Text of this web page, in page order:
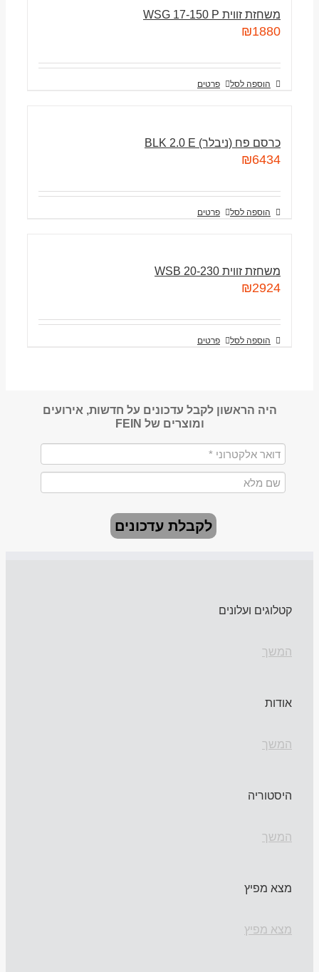
משחזת זווית WSG 17-150 P
₪1880
הוספה לסל פרטים
כרסם פח (ניבלר) BLK 2.0 E
₪6434
הוספה לסל פרטים
משחזת זווית WSB 20-230
₪2924
הוספה לסל פרטים
היה הראשון לקבל עדכונים על חדשות, אירועים
ומוצרים של FEIN
לקבלת עדכונים
קטלוגים ועלונים
המשך
אודות
המשך
היסטוריה
המשך
מצא מפיץ
מצא מפיץ